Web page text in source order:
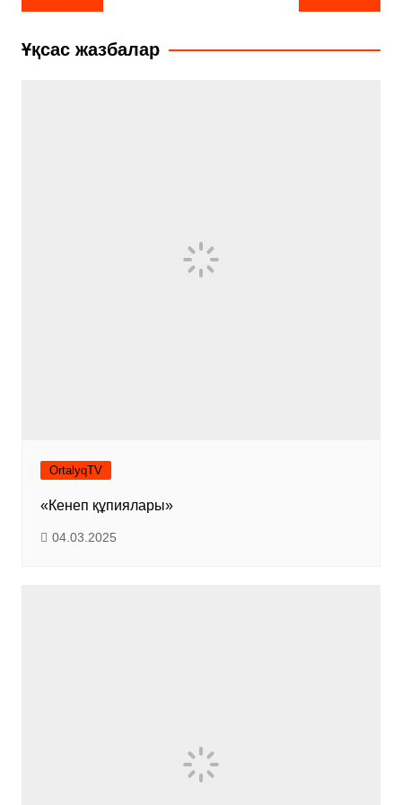
по
записям
Ұқсас жазбалар
OrtalyqTV
«Кенеп құпиялары»
04.03.2025